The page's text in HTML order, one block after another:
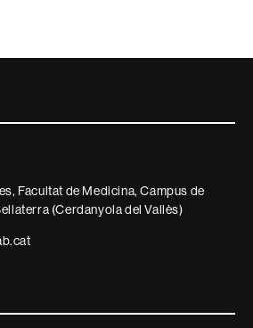
Facultat de Medicina, Campus de
(Cerdanyola del Vallès)